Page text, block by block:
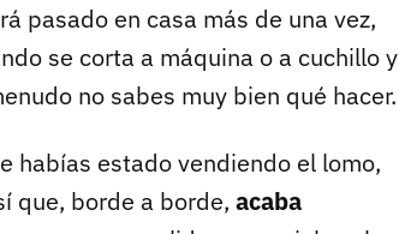
pasado en casa más de una vez,
se corta a máquina o a cuchillo y
no sabes muy bien qué hacer.
habías estado vendiendo el lomo,
que, borde a borde, acaba